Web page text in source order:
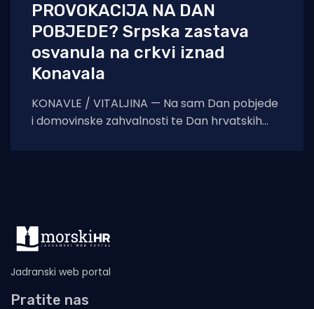
PROVOKACIJA NA DAN
POBJEDE? Srpska zastava
osvanula na crkvi iznad
Konavala
KONAVLE / VITALJINA — Na sam Dan pobjede
i domovinske zahvalnosti te Dan hrvatskih
Jadranski web portal
Pratite nas